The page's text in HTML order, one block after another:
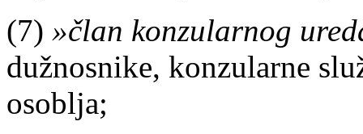
(7) »član konzularnog
dužnosnike, konzularne
osoblja;